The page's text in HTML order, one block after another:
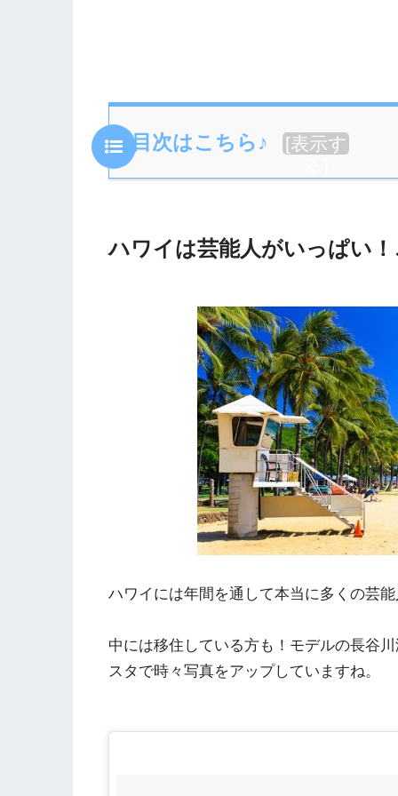
目次はこちら♪ [表示す
ハワイは芸能人がいっぱい
ハワイには年間を通して本当に多くの芸
中には移住している方も！モデルの長谷
スタで時々写真をアップしていますね。